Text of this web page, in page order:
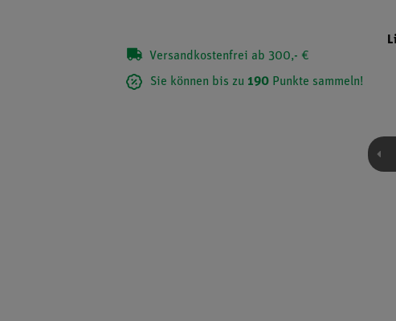
Versandkostenfrei ab 300,- €
Sie können bis zu 190 Punkte sammeln!